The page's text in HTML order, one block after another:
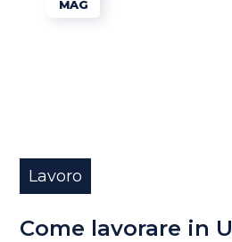
MAG
Lavoro
Come lavorare in